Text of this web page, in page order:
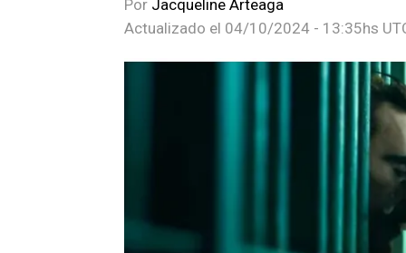
Por Jacqueline Arteaga
Actualizado el 04/10/2024 - 13:35hs